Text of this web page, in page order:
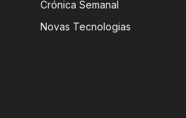
Crónica Semanal
Novas Tecnologias